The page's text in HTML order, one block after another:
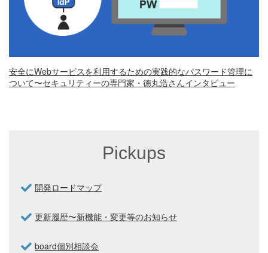
安全にWebサービスを利用するための実践的なパスワード管理に
ついて〜セキュリティーの専門家・徳丸浩さんインタビュー
Pickups
開発ロードマップ
更新履歴〜新機能・変更等のお知らせ
board個別相談会